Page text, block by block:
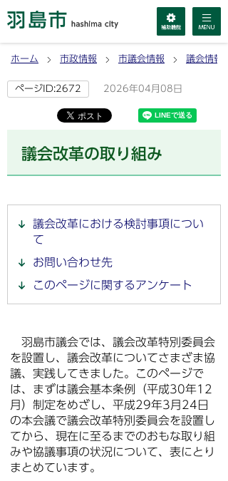
ホーム 市政情報 市議会情報 議会情報
ページID:2672 2026年04月08日
議会改革の取り組み
議会改革における検討事項につい
て
お問い合わせ先
このページに関するアンケート
羽島市議会では、議会改革特別委員会
を設置し、議会改革についてさまざま協
議、実践してきました。このページで
は、まずは議会基本条例（平成30年12
月）制定をめざし、平成29年3月24日
の本会議で議会改革特別委員会を設置し
てから、現在に至るまでのおもな取り組
みや協議事項の状況について、表にとり
まとめています。